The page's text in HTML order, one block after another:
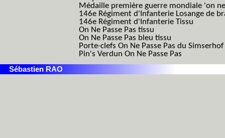
Médaille première guerre mondiale 'on
146e Régiment d'Infanterie Losange de
146e Régiment d'Infanterie Tissu
On Ne Passe Pas tissu
On Ne Passe Pas bleu tissu
Porte-clefs On Ne Passe Pas du Simserhof
Pin's Verdun On Ne Passe Pas
Sébastien RAO